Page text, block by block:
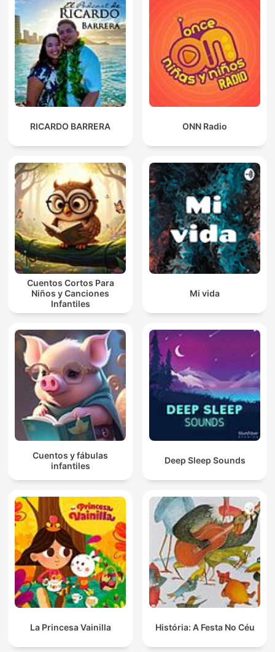
RICARDO BARRERA ONN Radio
Cuentos Cortos Para
Niños y Canciones
Infantiles
Mi vida
Cuentos y fábulas
infantiles
Deep Sleep Sounds
La Princesa Vainilla História: A Festa No Céu